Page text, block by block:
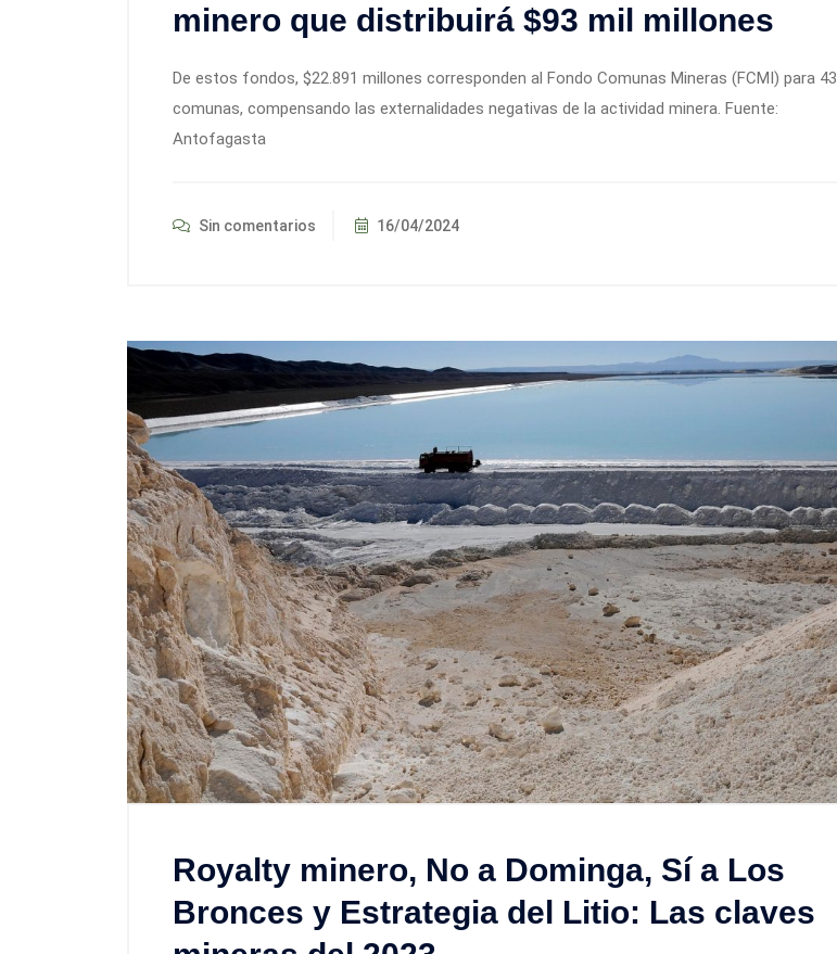
minero que distribuirá $93 mil millones
De estos fondos, $22.891 millones corresponden al Fondo Comunas Mineras (FCMI) para 43
comunas, compensando las externalidades negativas de la actividad minera. Fuente:
Antofagasta
Sin comentarios 16/04/2024
Royalty minero, No a Dominga, Sí a Los
Bronces y Estrategia del Litio: Las claves